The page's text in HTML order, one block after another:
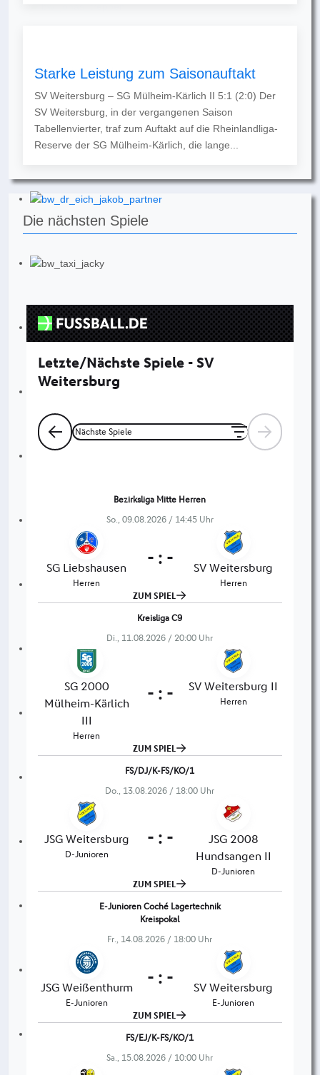
Starke Leistung zum Saisonauftakt
SV Weitersburg – SG Mülheim-Kärlich II 5:1 (2:0) Der
SV Weitersburg, in der vergangenen Saison
Tabellenvierter, traf zum Auftakt auf die Rheinlandliga-
Reserve der SG Mülheim-Kärlich, die lange...
Die nächsten Spiele